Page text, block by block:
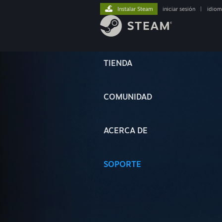
TIENDA
COMUNIDAD
ACERCA DE
SOPORTE
Instalar Steam iniciar sesión